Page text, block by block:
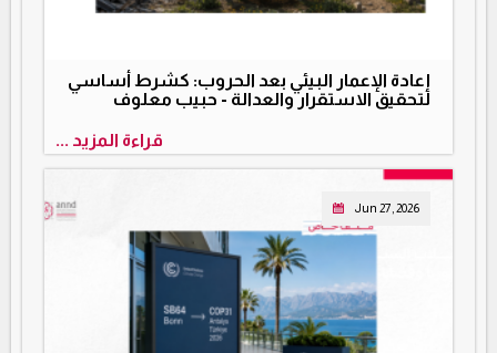
إعادة الإعمار البيئي بعد الحروب: كشرط أساسي
لتحقيق الاستقرار والعدالة - حبيب معلوف
قراءة المزيد ...
Jun 27, 2026